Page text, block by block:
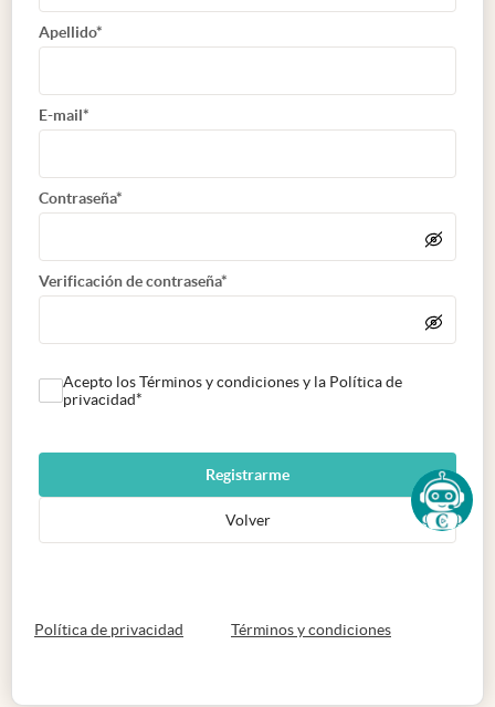
Apellido*
E-mail*
Contraseña*
Verificación de contraseña*
Acepto los Términos y condiciones y la Política de
privacidad*
Registrarme
Volver
Política de privacidad abre en nueva pestaña
Términos y condicionesabre en nueva